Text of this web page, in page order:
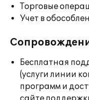
Торговые
Учет в
Бесплатная
(услуги линии
программ и